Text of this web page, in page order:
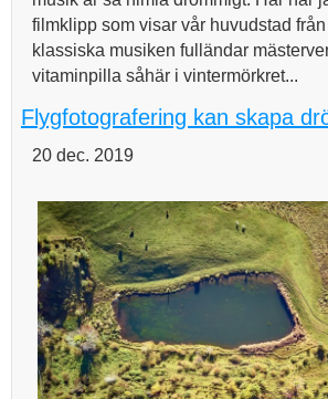
filmklipp som visar vår huvudstad
klassiska musiken fulländar
vitaminpilla såhär i vintermörkret...
Flygfotografering kan skapa
20 dec. 2019